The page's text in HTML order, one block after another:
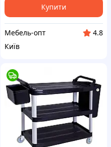
Купити
Мебель-опт
4.8
Київ